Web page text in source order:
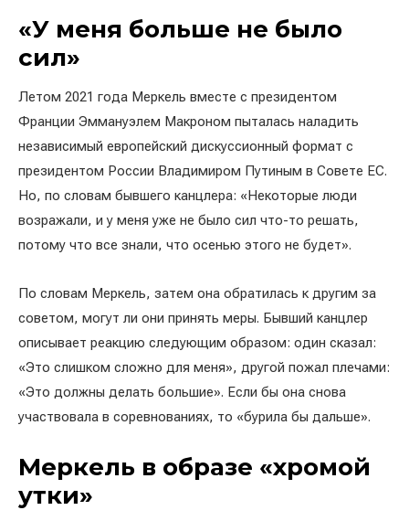
«У меня больше не было
сил»
Летом 2021 года Меркель вместе с президентом
Франции Эммануэлем Макроном пыталась наладить
независимый европейский дискуссионный формат с
президентом России Владимиром Путиным в Совете ЕС.
Но, по словам бывшего канцлера: «Некоторые люди
возражали, и у меня уже не было сил что-то решать,
потому что все знали, что осенью этого не будет».
По словам Меркель, затем она обратилась к другим за
советом, могут ли они принять меры. Бывший канцлер
описывает реакцию следующим образом: один сказал:
«Это слишком сложно для меня», другой пожал плечами:
«Это должны делать большие». Если бы она снова
участвовала в соревнованиях, то «бурила бы дальше».
Меркель в образе «хромой
утки»